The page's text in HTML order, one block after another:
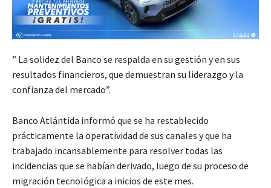
” La solidez del Banco se respalda en su gestión y en sus
resultados financieros, que demuestran su liderazgo y la
confianza del mercado”.
Banco Atlántida informó que se ha restablecido
prácticamente la operatividad de sus canales y que ha
trabajado incansablemente para resolver todas las
incidencias que se habían derivado, luego de su proceso de
migración tecnológica a inicios de este mes.